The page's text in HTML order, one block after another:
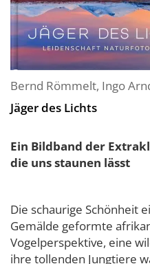
Bernd Römmelt, Ingo
Jäger des Lichts
Ein Bildband der
die uns staunen lässt
Die schaurige Schönheit
Gemälde geformte
Vogelperspektive, eine
ihre tollenden Jungtiere